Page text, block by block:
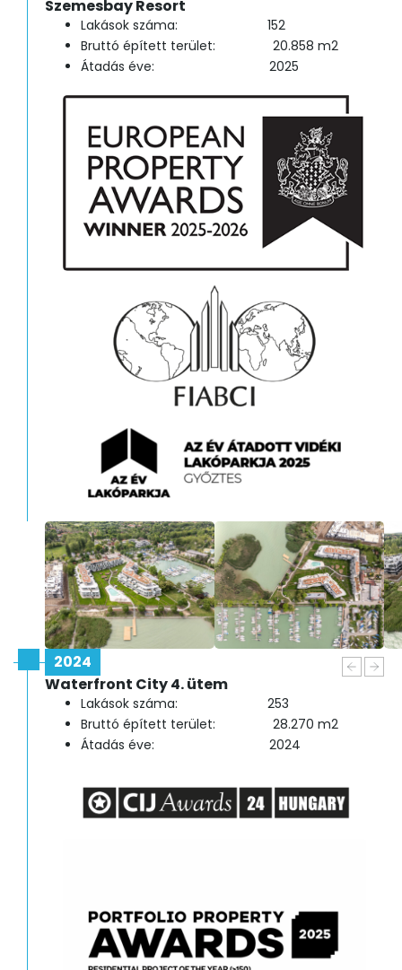
Szemesbay Resort
Lakások száma: 152
Bruttó épített terület: 20.858 m2
Átadás éve: 2025
2024
Waterfront City 4. ütem
Lakások száma: 253
Bruttó épített terület: 28.270 m2
Átadás éve: 2024